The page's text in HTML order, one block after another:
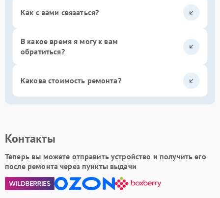
Как с вами связаться?
В какое время я могу к вам
обратиться?
Какова стоимость ремонта?
Контакты
Теперь вы можете отправить устройство и получить его
после ремонта через пункты выдачи